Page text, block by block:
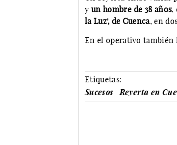
y un hombre de 38 años,
la Luz', de Cuenca, en
En el operativo también
Etiquetas:
Sucesos
Reyerta en